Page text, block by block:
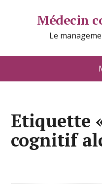
Médecin
Le
Etiquette
cognitif